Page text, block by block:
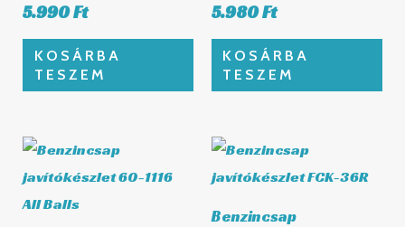
5.990Ft
KOSÁRBA
TESZEM
5.980Ft
KOSÁRBA
TESZEM
Benzincsap